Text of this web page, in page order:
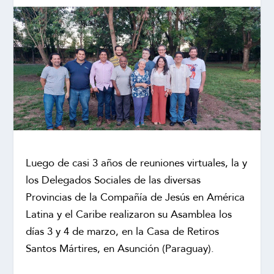
Luego de casi 3 años de reuniones virtuales, la y
los Delegados Sociales de las diversas
Provincias de la Compañía de Jesús en América
Latina y el Caribe realizaron su Asamblea los
días 3 y 4 de marzo, en la Casa de Retiros
Santos Mártires, en Asunción (Paraguay).